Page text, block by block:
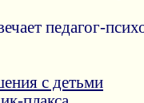
педагог-
с детьми